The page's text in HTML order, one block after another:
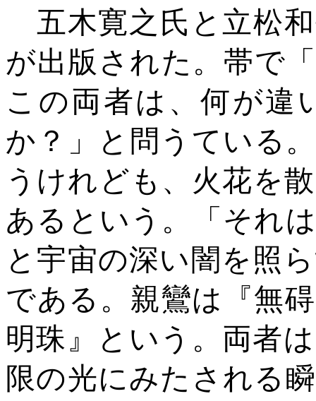
五木寛之氏と立松
が出版された。帯
この両者は、何が違
か？」と問うている
うけれども、火花を
あるという。「それ
と宇宙の深い闇を照
である。親鸞は『無
明珠』という。両者
限の光にみたされる